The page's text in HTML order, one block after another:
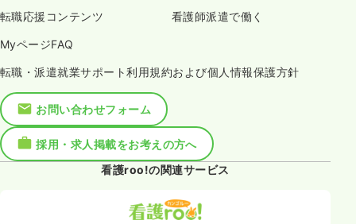
転職応援コンテンツ 看護師派遣で働く
MyページFAQ
転職・派遣就業サポート利用規約および個人情報保護方針
お問い合わせフォーム
採用・求人掲載をお考えの方へ
看護roo!の関連サービス